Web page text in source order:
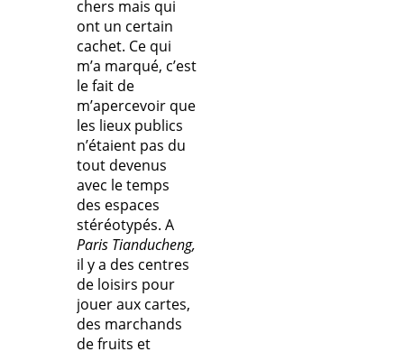
chers mais qui
ont un certain
cachet. Ce qui
m’a marqué, c’est
le fait de
m’apercevoir que
les lieux publics
n’étaient pas du
tout devenus
avec le temps
des espaces
stéréotypés. A
Paris Tianducheng,
il y a des centres
de loisirs pour
jouer aux cartes,
des marchands
de fruits et